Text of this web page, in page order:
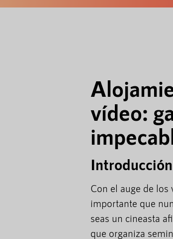
vídeo:
Introducción
Con el auge de
importante que
seas un cineasta
que organiza